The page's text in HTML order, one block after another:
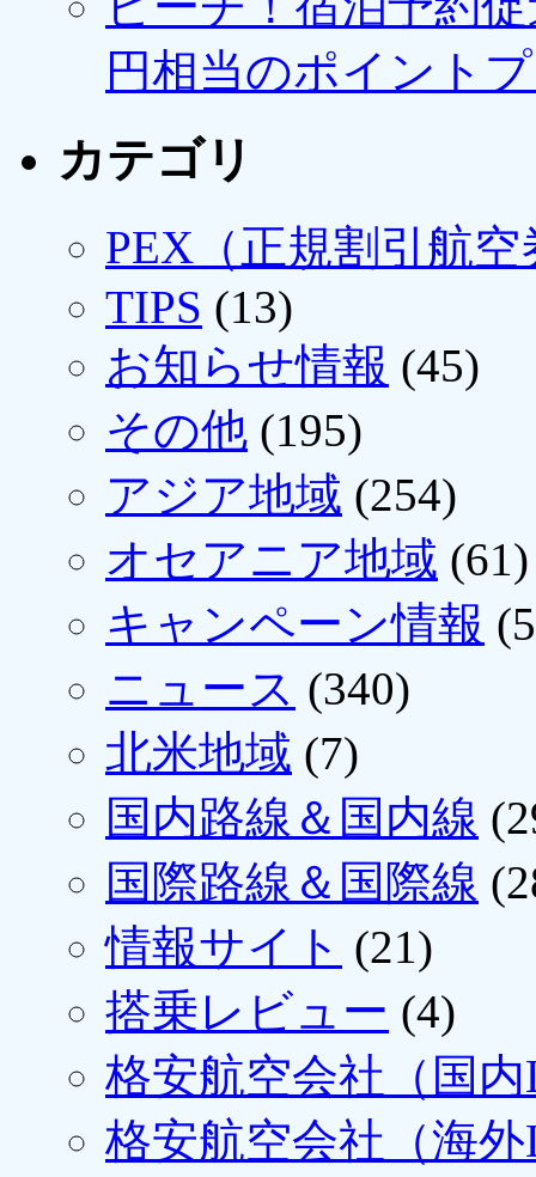
円相当のポイント
カテゴリ
PEX（正規割引航空
TIPS (13)
お知らせ情報 (45)
その他 (195)
アジア地域 (254)
オセアニア地域 (61)
キャンペーン情報
ニュース (340)
北米地域 (7)
国内路線＆国内線
国際路線＆国際線
情報サイト (21)
搭乗レビュー (4)
格安航空会社（国
格安航空会社（海